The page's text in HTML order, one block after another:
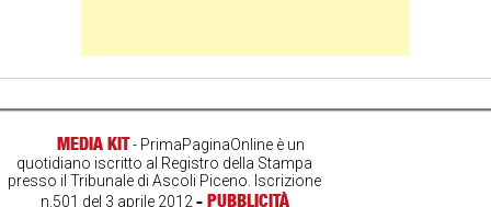
MEDIA KIT- PrimaPaginaOnline è un
quotidiano iscritto al Registro della Stampa
presso il Tribunale di Ascoli Piceno. Iscrizione
n.501 del 3 aprile 2012- PUBBLICITÀ